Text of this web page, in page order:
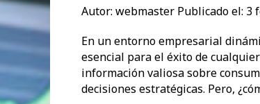
Autor: webmaster Publicado el: 3
En un entorno empresarial
esencial para el éxito de
información valiosa sobre
decisiones estratégicas. Pero,